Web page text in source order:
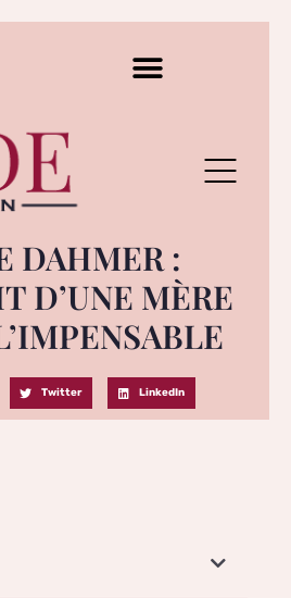
DAHMER :
D’UNE MÈRE
Twitter LinkedIn